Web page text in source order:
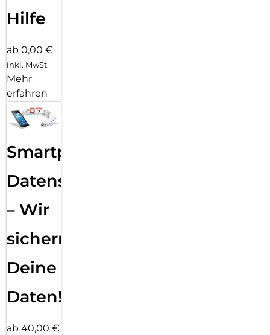
Hilfe
ab 0,00 €
inkl. MwSt.
Mehr
erfahren
Smartphone
Datensicherung
– Wir
sichern
Deine
Daten!
ab 40,00 €